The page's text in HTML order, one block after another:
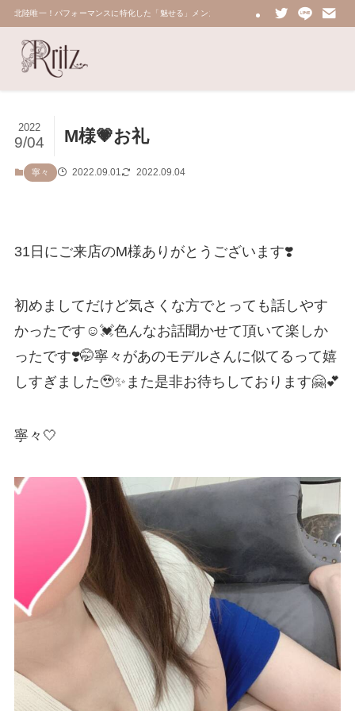
北陸唯一！パフォーマンスに特化した「魅せる」メンズエステ 鼠蹊部・密着・総合技術力
M様💗お礼
2022
9/04
寧々 2022.09.01 2022.09.04
31日にご来店のM様ありがとうございます❣️
初めましてだけど気さくな方でとっても話しやす
かったです☺️💓色んなお話聞かせて頂いて楽しか
ったです❣️🤭寧々があのモデルさんに似てるって嬉
しすぎました🥹✨また是非お待ちしております🤗💕
寧々🤍